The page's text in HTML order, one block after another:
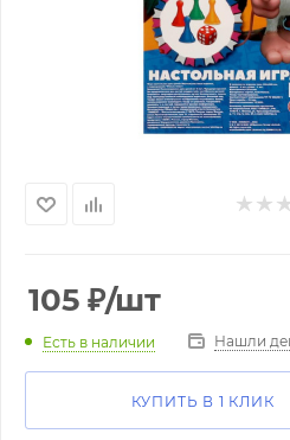
105 ₽/шт
Есть в наличии Нашли
КУПИТЬ В 1 КЛИК